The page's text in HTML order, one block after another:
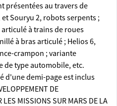
présentées au travers de
Souryu 2, robots serpents ;
à trains de roues
à bras articulé ; Helios 6,
crampon ; variante
de type automobile, etc.
d'une demi-page est inclus
DE
MISSIONS SUR MARS DE LA